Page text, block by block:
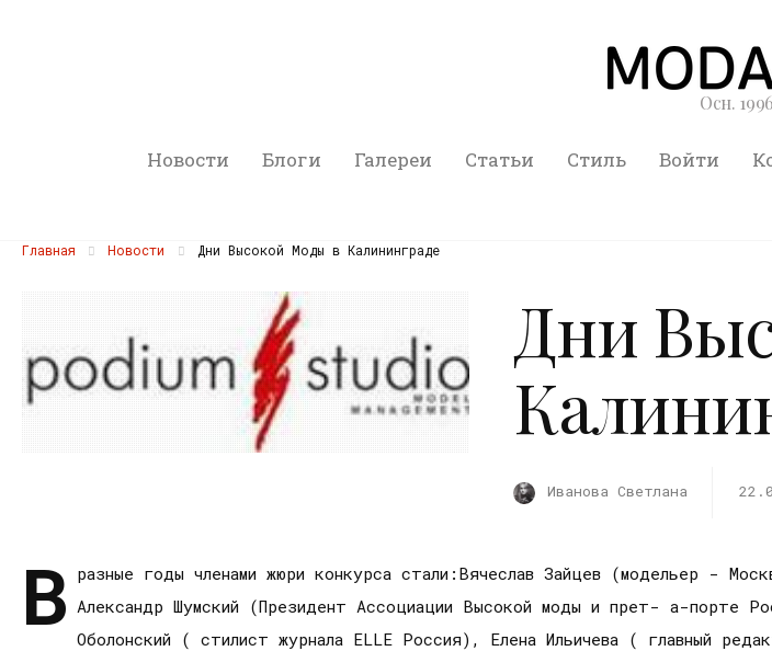
Осн. 1996
Новости Блоги Галереи Статьи Стиль Войти
Главная Новости Дни Высокой Моды в Калининграде
Дни
Иванова Светлана
В разные годы членами жюри конкурса стали:Вячеслав Зайцев (модельер -
Александр Шумский (Президент Ассоциации Высокой моды и прет- а-порте
Оболонский ( стилист журнала ELLE Россия), Елена Ильичева ( главный